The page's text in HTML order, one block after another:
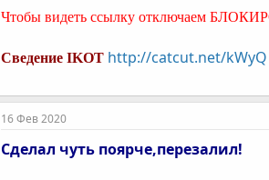
Чтобы видеть ссылку отключаем
Сведение IKOT http://catcut.net/kWyQ
16 Фев 2020
Сделал чуть поярче,перезалил!